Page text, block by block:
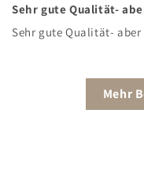
Sehr gute Qualität-
Sehr gute Qualität-
Mehr